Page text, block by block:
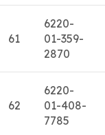
61
6220-
01-359-
2870
62
6220-
01-408-
7785